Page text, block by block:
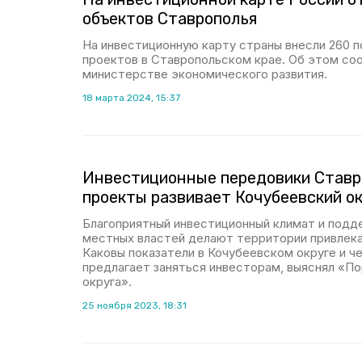
объектов Ставрополья
На инвестиционную карту страны внесли 260
проектов в Ставропольском крае. Об этом
министерстве экономического развития.
18 марта 2024, 15:37
Инвестиционные передовики
проекты развивает Кочубеевский
Благоприятный инвестиционный климат и
местных властей делают территории
Каковы показатели в Кочубеевском округе и
предлагает заняться инвесторам, выяснял
округа».
25 ноября 2023, 18:31